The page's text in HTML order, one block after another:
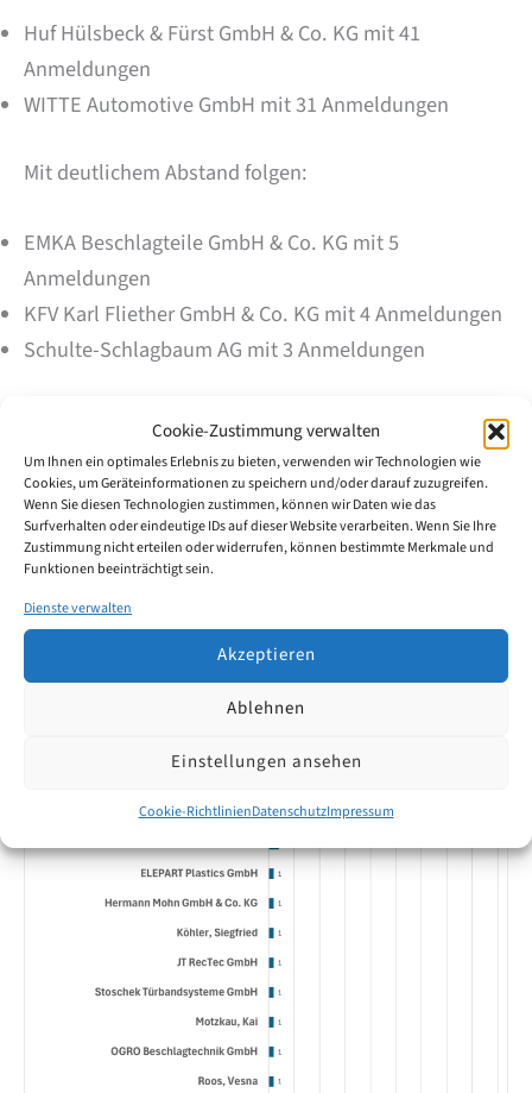
Cookie-Zustimmung verwalten
Um Ihnen ein optimales Erlebnis zu bieten, verwenden wir Technologien wie
Cookies, um Geräteinformationen zu speichern und/oder darauf zuzugreifen.
Wenn Sie diesen Technologien zustimmen, können wir Daten wie das
Surfverhalten oder eindeutige IDs auf dieser Website verarbeiten. Wenn Sie Ihre
Zustimmung nicht erteilen oder widerrufen, können bestimmte Merkmale und
Funktionen beeinträchtigt sein.
Dienste verwalten
Akzeptieren
Ablehnen
Einstellungen ansehen
Cookie-RichtlinienDatenschutzImpressum
Huf Hülsbeck & Fürst GmbH & Co. KG mit 41
Anmeldungen
WITTE Automotive GmbH mit 31 Anmeldungen
Mit deutlichem Abstand folgen:
EMKA Beschlagteile GmbH & Co. KG mit 5
Anmeldungen
KFV Karl Fliether GmbH & Co. KG mit 4 Anmeldungen
Schulte-Schlagbaum AG mit 3 Anmeldungen
Darüber hinaus gab es mehrere kleinere
Unternehmen und Einzelanmelder mit jeweils 1–2
Schutzrechten, darunter Doppstadt Beteiligungs
GmbH, Mittelmann Sicherheitstechnik GmbH & Co.
KG.